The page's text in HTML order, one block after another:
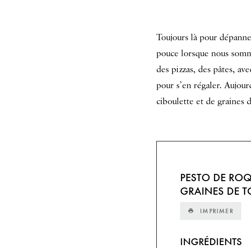
Toujours là pour
pouce lorsque nous
des pizzas, des pâtes,
pour s’en régaler.
ciboulette et de graines
PESTO DE
GRAINES DE
IMPRIMER
INGRÉDIENTS